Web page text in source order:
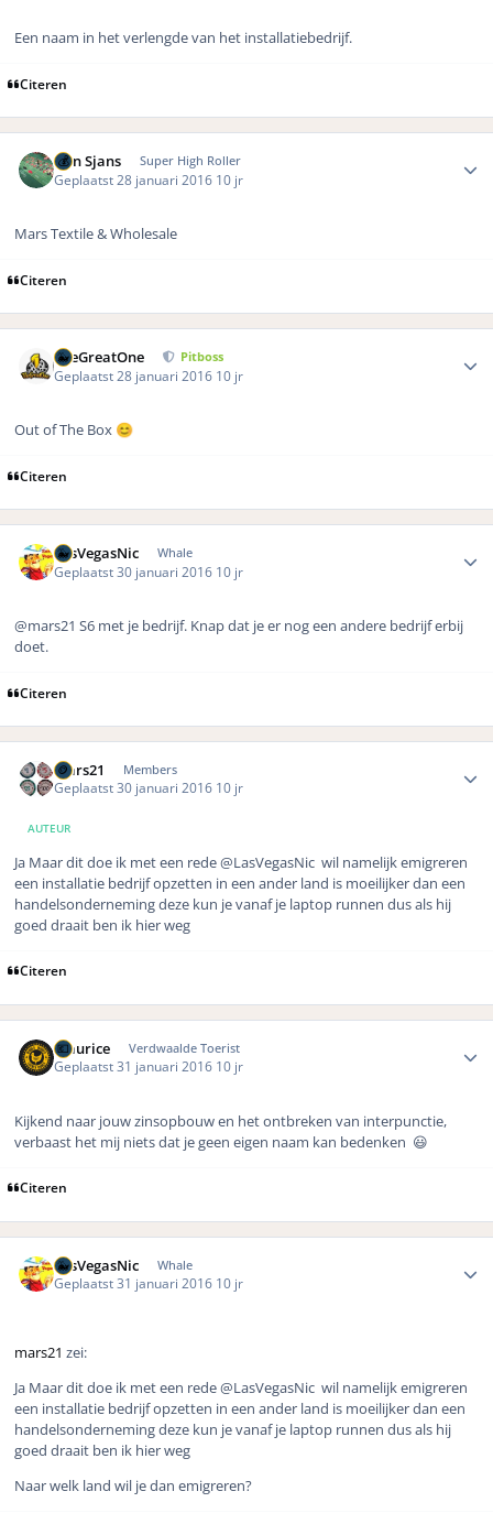
Een naam in het verlengde van het installatiebedrijf.
Citeren
Bon Sjans Super High Roller
Geplaatst 28 januari 2016 10 jr
Mars Textile & Wholesale
Citeren
TheGreatOne Pitboss
Geplaatst 28 januari 2016 10 jr
Out of The Box 😊
Citeren
LasVegasNic Whale
Geplaatst 30 januari 2016 10 jr
@mars21 S6 met je bedrijf. Knap dat je er nog een andere bedrijf erbij
doet.
Citeren
mars21 Members
Geplaatst30 januari 2016 10 jr
AUTEUR
Ja Maar dit doe ik met een rede@LasVegasNic wil namelijk emigreren
een installatie bedrijf opzetten in een ander land is moeilijker dan een
handelsonderneming deze kun je vanaf je laptop runnen dus als hij
goed draait ben ik hier weg
Citeren
Maurice Verdwaalde Toerist
Geplaatst31 januari 2016 10 jr
Kijkend naar jouw zinsopbouw en het ontbreken van interpunctie,
verbaast het mij niets dat je geen eigen naam kan bedenken 😃
Citeren
LasVegasNic Whale
Geplaatst31 januari 2016 10 jr
mars21 zei:
Ja Maar dit doe ik met een rede@LasVegasNic wil namelijk emigreren
een installatie bedrijf opzetten in een ander land is moeilijker dan een
handelsonderneming deze kun je vanaf je laptop runnen dus als hij
goed draait ben ik hier weg
Naar welk land wil je dan emigreren?